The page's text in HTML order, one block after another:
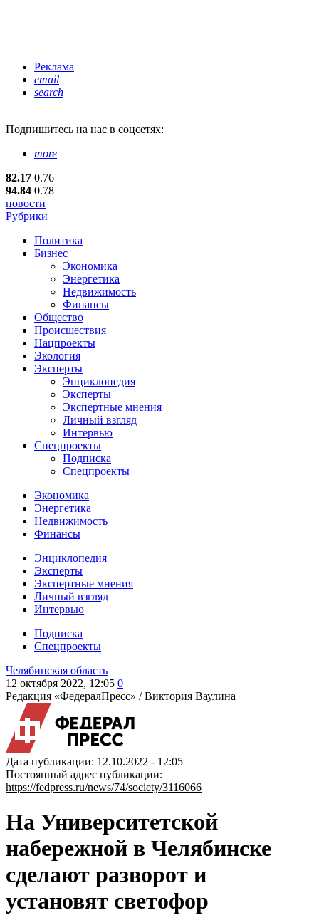
Реклама
email
search
Подпишитесь на нас в соцсетях:
more
82.17 0.76
94.84 0.78
новости
Рубрики
Политика
Бизнес
Экономика
Энергетика
Недвижимость
Финансы
Общество
Происшествия
Нацпроекты
Экология
Эксперты
Энциклопедия
Эксперты
Экспертные мнения
Личный взгляд
Интервью
Спецпроекты
Подписка
Спецпроекты
Экономика
Энергетика
Недвижимость
Финансы
Энциклопедия
Эксперты
Экспертные мнения
Личный взгляд
Интервью
Подписка
Спецпроекты
Челябинская область
12 октября 2022, 12:05 0
Редакция «ФедералПресс» /Виктория Ваулина
Дата публикации: 12.10.2022 - 12:05
Постоянный адрес публикации:
https://fedpress.ru/news/74/society/3116066
На Университетской
набережной в Челябинске
сделают разворот и
установят светофор